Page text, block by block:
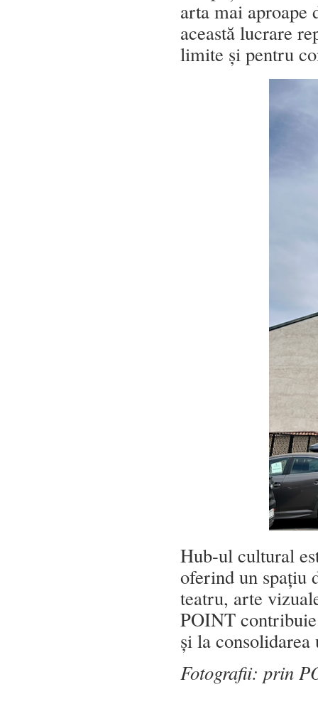
arta mai aproape
această lucrare
limite și pentru
Hub-ul cultural
oferind un spațiu
teatru, arte
POINT
și la
Fotografii: prin